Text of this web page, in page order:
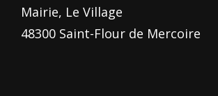
Mairie, Le Village
48300 Saint-Flour de Mercoire